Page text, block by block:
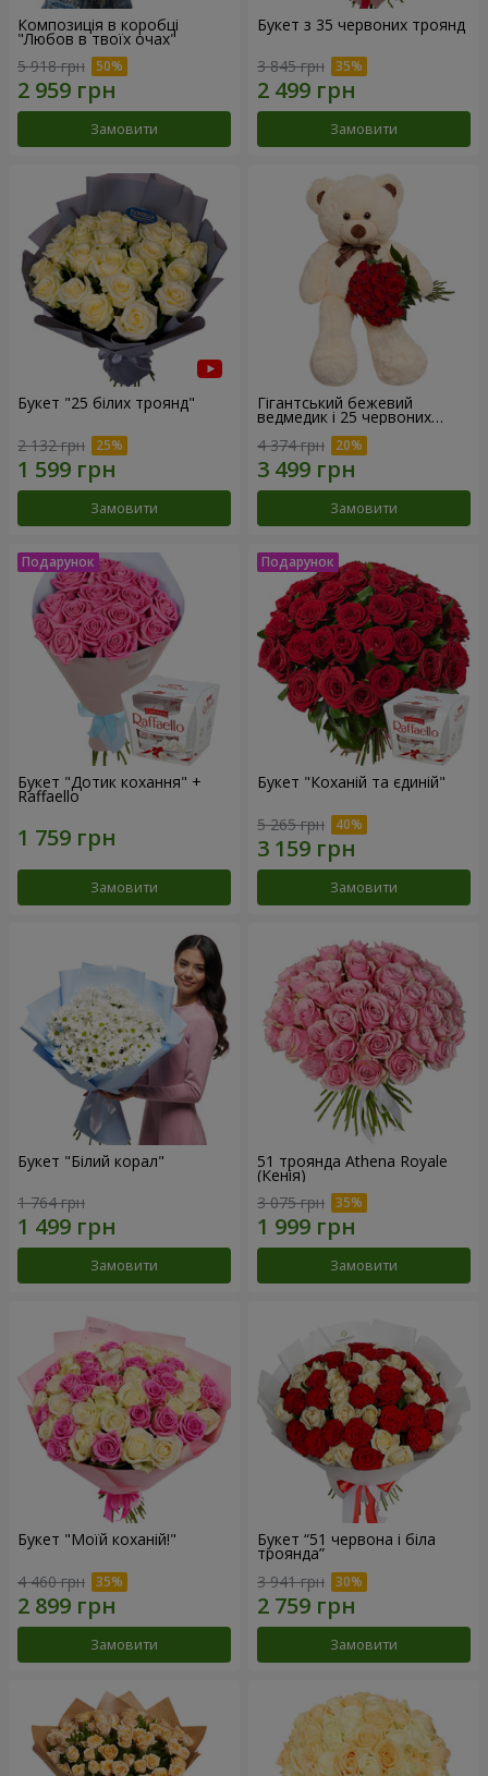
Композиція в коробці
"Любов в твоїх очах"
5 918 грн
Замовити
Букет з 35 червоних троянд
3 845 грн
Замовити
Букет "25 білих троянд"
2 132 грн
Замовити
Гігантський бежевий
ведмедик і 25 червоних
троянд
4 374 грн
Замовити
Букет "Дотик кохання" +
Raffaello
Замовити
Букет "Коханій та єдиній"
5 265 грн
Замовити
Букет "Білий корал"
1 764 грн
Замовити
51 троянда Athena Royale
(Кенія)
3 075 грн
Замовити
Букет "Моїй коханій!"
4 460 грн
Замовити
Букет “51 червона і біла
троянда”
3 941 грн
Замовити